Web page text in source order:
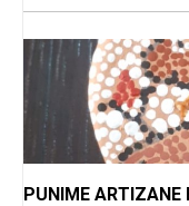
PUNIME ARTIZANE